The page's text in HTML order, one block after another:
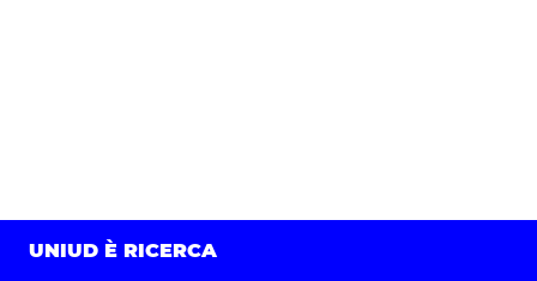
UNIUD È RICERCA